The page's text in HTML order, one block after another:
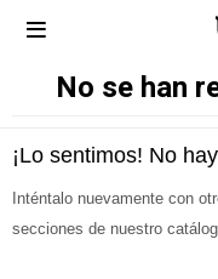

No se han
¡Lo sentimos! No
Inténtalo nuevamente con
secciones de nuestro